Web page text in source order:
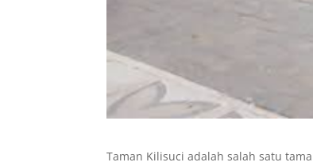
Taman Kilisuci adalah salah satu